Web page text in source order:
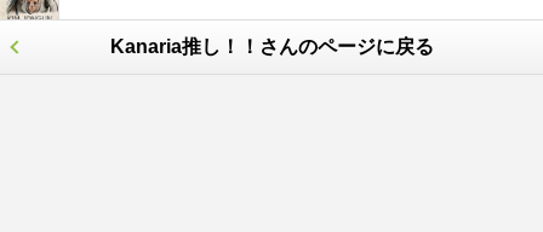
Kanaria推し！！さんのページに戻る